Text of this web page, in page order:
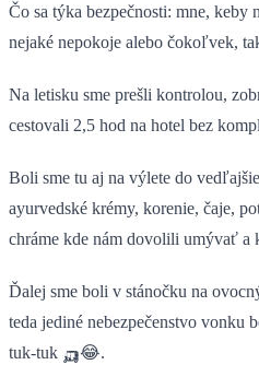
Čo sa týka bezpečnosti: mne, keby
nejaké nepokoje alebo čokoľvek,
Na letisku sme prešli kontrolou,
cestovali 2,5 hod na hotel bez
Boli sme tu aj na výlete do
ayurvedské krémy, korenie, čaje,
chráme kde nám dovolili umývať a
Ďalej sme boli v stánočku na
teda jediné nebezpečenstvo vonku
tuk-tuk 🛺😂.